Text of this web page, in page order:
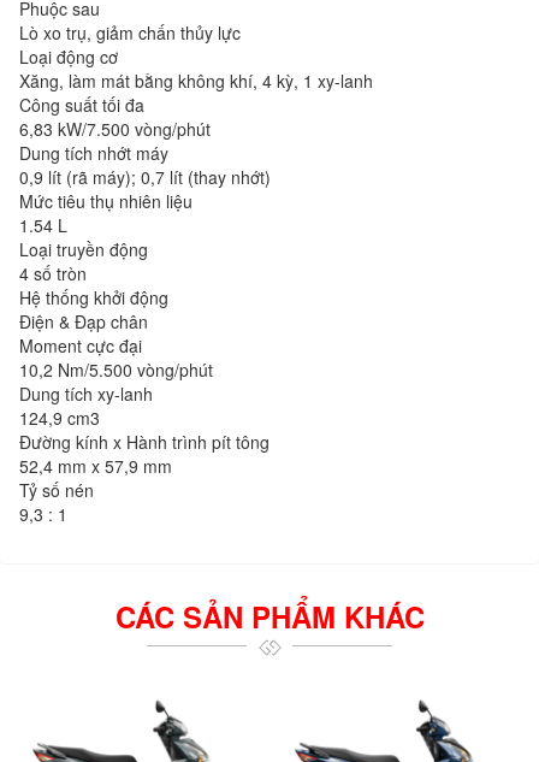
Phuộc sau
Lò xo trụ, giảm chấn thủy lực
Loại động cơ
Xăng, làm mát bằng không khí, 4 kỳ, 1 xy-lanh
Công suất tối đa
6,83 kW/7.500 vòng/phút
Dung tích nhớt máy
0,9 lít (rã máy); 0,7 lít (thay nhớt)
Mức tiêu thụ nhiên liệu
1.54 L
Loại truyền động
4 số tròn
Hệ thống khởi động
Điện & Đạp chân
Moment cực đại
10,2 Nm/5.500 vòng/phút
Dung tích xy-lanh
124,9 cm3
Đường kính x Hành trình pít tông
52,4 mm x 57,9 mm
Tỷ số nén
9,3 : 1
CÁC SẢN PHẨM KHÁC